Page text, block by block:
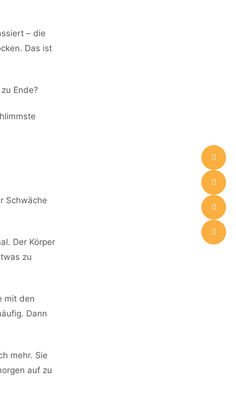
– die
Das ist
Ende?
Schwäche
Der Körper
zu
mit den
Dann
mehr. Sie
auf zu